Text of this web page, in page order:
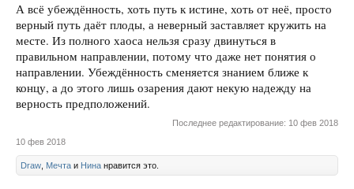
А всё убеждённость, хоть путь к истине, хоть от неё, просто
верный путь даёт плоды, а неверный заставляет кружить на
месте. Из полного хаоса нельзя сразу двинуться в
правильном направлении, потому что даже нет понятия о
направлении. Убеждённость сменяется знанием ближе к
концу, а до этого лишь озарения дают некую надежду на
верность предположений.
Последнее редактирование: 10 фев 2018
10 фев 2018
Draw Мечта и Нина нравится это.